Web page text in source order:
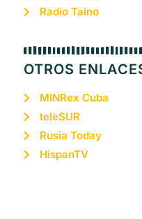
Radio Taíno
OTROS
MINRex Cuba
teleSUR
Rusia Today
HispanTV